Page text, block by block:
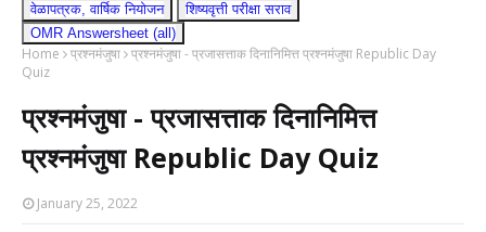
वेळापत्रक, वार्षिक नियोजन
शिष्यवृत्ती परीक्षा सराव
OMR Answersheet (all)
Home प्रश्नमंजुषा प्रश्नमंजुषा - प्रजासत्ताक दिनानिमित्त प्रश्नमंजुषा Republic Day
Quiz
प्रश्नमंजुषा - प्रजासत्ताक दिनानिमित्त
प्रश्नमंजुषा Republic Day Quiz
January 25, 2022